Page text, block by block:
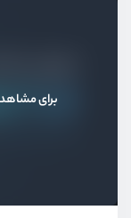
برای